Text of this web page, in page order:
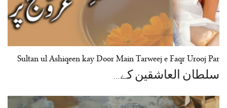
Sultan ul Ashiqeen kay Door Main Tarweej e Faqr Urooj Par
سلطان العاشقین کے…